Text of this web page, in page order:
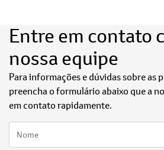
Entre em contato
nossa equipe
Para informações e dúvidas sobre as
preencha o formulário abaixo que a
em contato rapidamente.